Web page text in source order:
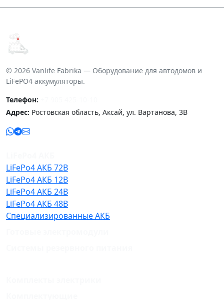
© 2026 Vanlife Fabrika — Оборудование для автодомов и
LiFePO4 аккумуляторы.
Телефон:
Адрес: Ростовская область, Аксай, ул. Вартанова, 3В
LiFePo4 АКБ 72В
LiFePo4 АКБ 12В
LiFePo4 АКБ 24В
LiFePo4 АКБ 48В
Специализированные АКБ